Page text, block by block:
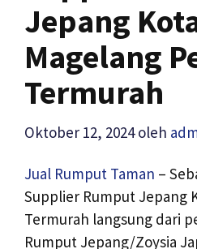
Jepang
Magelang
Termurah
Oktober 12, 2024 oleh
Jual Rumput Taman –
Supplier Rumput Jepang
Termurah langsung dari
Rumput Jepang/Zoysia